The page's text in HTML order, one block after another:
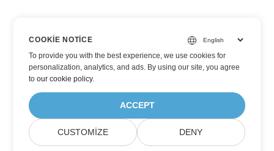
COOKIE NOTICE
To provide you with the best experience, we use cookies for
personalization, analytics, and ads. By using our site, you agree
toour cookie policy.
ACCEPT
CUSTOMIZE DENY